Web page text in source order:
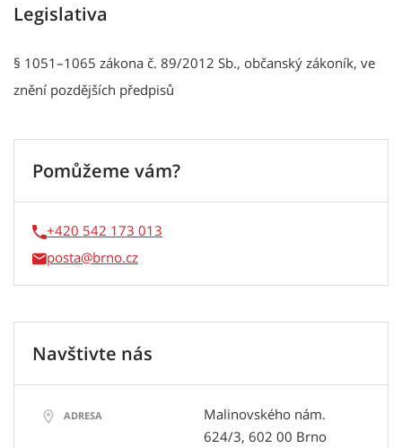
Legislativa
§ 1051–1065 zákona č. 89/2012 Sb., občanský zákoník, ve
znění pozdějších předpisů
Pomůžeme vám?
+420 542 173 013
posta
Navštivte nás
ADRESA
Malinovského nám.
624/3, 602 00 Brno